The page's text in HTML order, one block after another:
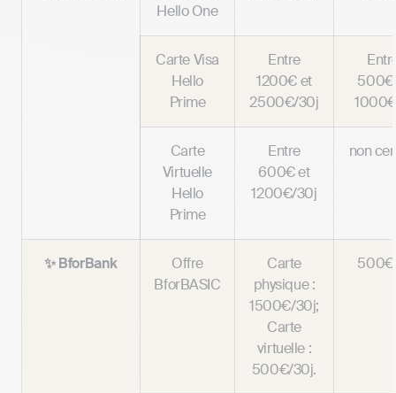
Hello One
Carte Visa
Hello
Prime
Entre
1200€ et
2500€/30j
500€
Carte
Virtuelle
Hello
Prime
Entre
600€ et
1200€/30j
non
✨ BforBank
Offre
BforBASIC
Carte
physique :
1500€/30j;
Carte
virtuelle :
500€/30j.